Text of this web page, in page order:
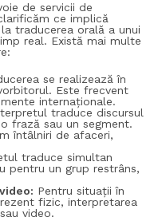
de servicii de
ce implică
traducerea orală a unui
real. Există mai multe
se realizează în
Este frecvent
internaționale.
traduce discursul
frază sau un segment.
întâlniri de afaceri,
traduce simultan
pentru un grup restrâns,
Pentru situații în
fizic, interpretarea
video.